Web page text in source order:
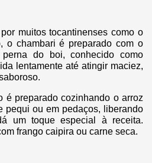
muitos tocantinenses como o
o chambari é preparado com o
do boi, conhecido como
lentamente até atingir maciez,
é preparado cozinhando o arroz
pequi ou em pedaços, liberando
um toque especial à receita.
frango caipira ou carne seca.